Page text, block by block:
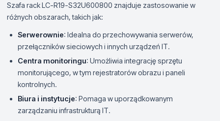
Szafa rack LC-R19-S32U600800 znajduje zastosowanie w
różnych obszarach, takich jak:
Serwerownie: Idealna do przechowywania serwerów,
przełączników sieciowych i innych urządzeń IT.
Centra monitoringu: Umożliwia integrację sprzętu
monitorującego, w tym rejestratorów obrazu i paneli
kontrolnych.
Biura i instytucje: Pomaga w uporządkowanym
zarządzaniu infrastrukturą IT.